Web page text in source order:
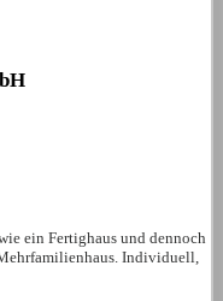
ein Fertighaus und dennoch
Individuell,